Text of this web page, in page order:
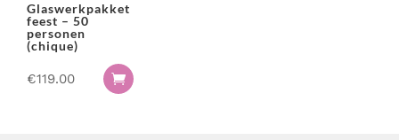
Glaswerkpakket
feest – 50
personen
(chique)
€119.00 